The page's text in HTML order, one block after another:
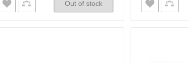
Out of stock